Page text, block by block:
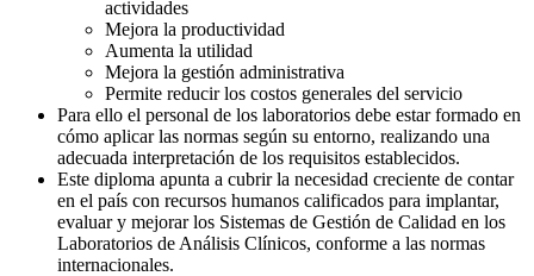
actividades
Mejora la productividad
Aumenta la utilidad
Mejora la gestión administrativa
Permite reducir los costos generales del servicio
Para ello el personal de los laboratorios debe estar formado en
cómo aplicar las normas según su entorno, realizando una
adecuada interpretación de los requisitos establecidos.
Este diploma apunta a cubrir la necesidad creciente de contar
en el país con recursos humanos calificados para implantar,
evaluar y mejorar los Sistemas de Gestión de Calidad en los
Laboratorios de Análisis Clínicos, conforme a las normas
internacionales.